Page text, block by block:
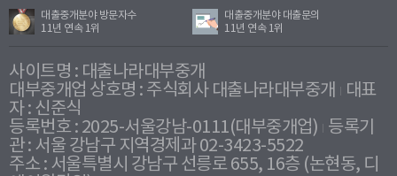
대출중개분야 방문자수
11년 연속 1위
대출중개분야 대출문의
11년 연속 1위
사이트명 : 대출나라대부중개
대부중개업 상호명 : 주식회사 대출나라대부중개
대표
자 : 신준식
등록번호 : 2025-서울강남-0111(대부중개업) 등록기
관 : 서울 강남구 지역경제과 02-3423-5522
주소 : 서울특별시 강남구 선릉로 655, 16층 (논현동, 디